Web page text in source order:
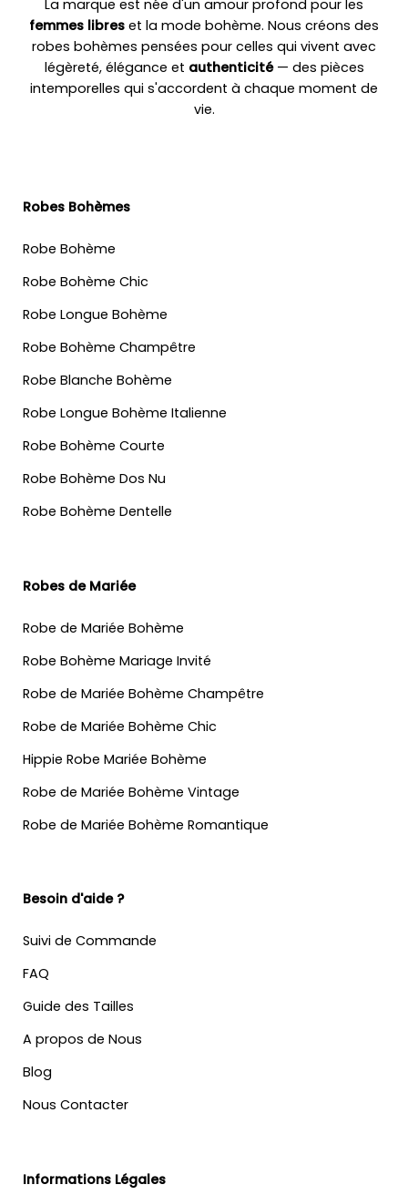
La marque est née d'un amour profond pour les
femmes libres et la mode bohème. Nous créons des
robes bohèmes pensées pour celles qui vivent avec
légèreté, élégance et authenticité— des pièces
intemporelles qui s'accordent à chaque moment de
vie.
Robes Bohèmes
Robe Bohème
Robe Bohème Chic
Robe Longue Bohème
Robe Bohème Champêtre
Robe Blanche Bohème
Robe Longue Bohème Italienne
Robe Bohème Courte
Robe Bohème Dos Nu
Robe Bohème Dentelle
Robes de Mariée
Robe de Mariée Bohème
Robe Bohème Mariage Invité
Robe de Mariée Bohème Champêtre
Robe de Mariée Bohème Chic
Hippie Robe Mariée Bohème
Robe de Mariée Bohème Vintage
Robe de Mariée Bohème Romantique
Besoin d'aide ?
Suivi de Commande
FAQ
Guide des Tailles
A propos de Nous
Blog
Nous Contacter
Informations Légales